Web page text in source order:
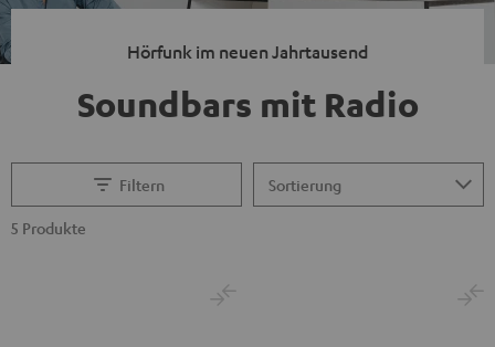
Hörfunk im neuen Jahrtausend
Soundbars mit Radio
Filtern
5 Produkte